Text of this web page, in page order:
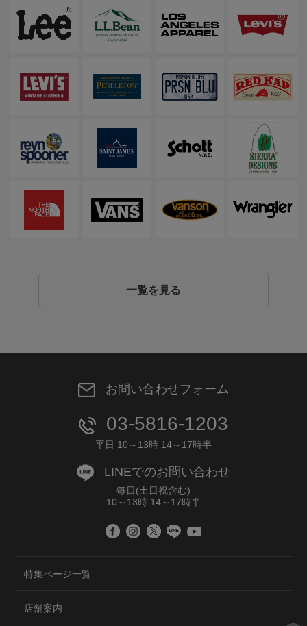
一覧を見る
お問い合わせフォーム
03-5816-1203
平日 10～13時 14～17時半
LINEでのお問い合わせ
毎日(土日祝含む)
10～13時 14～17時半
特集ページ一覧
店舗案内